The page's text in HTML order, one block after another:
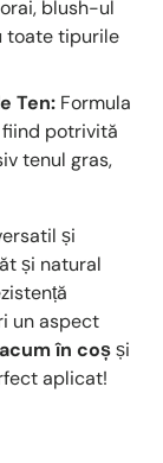
blush-ul
toate tipurile
Ten: Formula
potrivită
tenul gras,
și
și natural
un aspect
în coșși
aplicat!